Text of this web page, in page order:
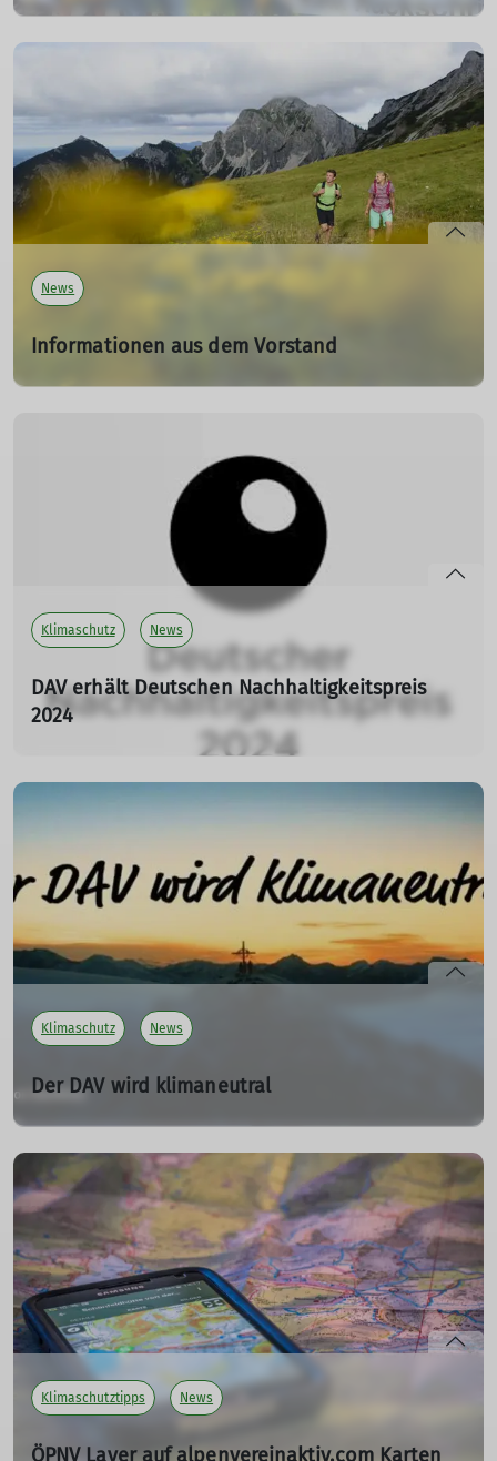
Petition "Rettet die Berge"
kein Rückschritt beim Alpenschutz!" - Jetzt bis Ende Juli
unterschreiben!
mehr erfahren
News
Informationen aus dem Vorstand
18.06.2024
Deutschen Alpenverein nicht halt und erfordern eine
Anpassung der Mitgliedsbeiträge.
Klimaschutz News
DAV erhält Deutschen Nachhaltigkeitspreis
2024
Der Deutsche Alpenverein erhält den renommierten
Deutschen Nachhaltigkeitspreis 2024 in der Kategorie
mehr erfahren
Klimaschutz News
Der DAV wird klimaneutral
01.09.2023
Unser gemeinsames Ziel: Klimaneutral bis 2030
mehr erfahren
Klimaschutztipps News
ÖPNV Layer auf alpenvereinaktiv.com Karten